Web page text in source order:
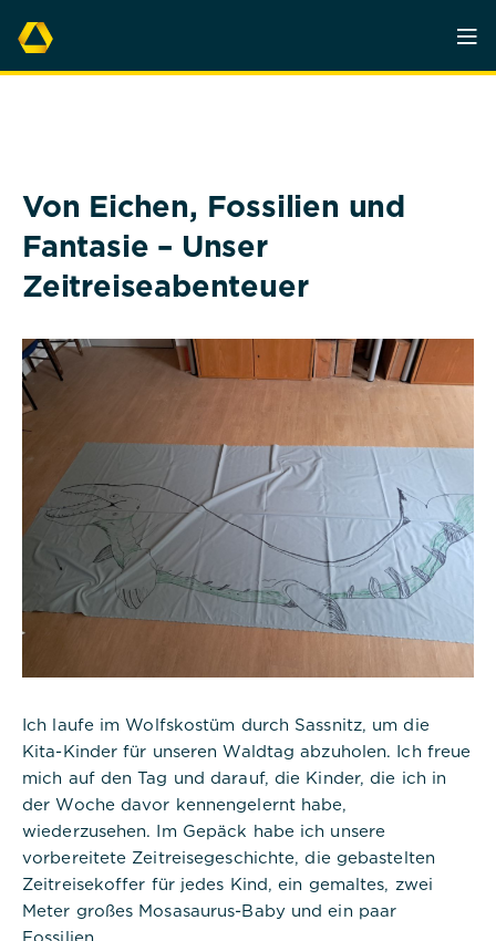
Von Eichen, Fossilien und
Fantasie – Unser
Zeitreiseabenteuer
Ich laufe im Wolfskostüm durch Sassnitz, um die
Kita-Kinder für unseren Waldtag abzuholen. Ich freue
mich auf den Tag und darauf, die Kinder, die ich in
der Woche davor kennengelernt habe,
wiederzusehen. Im Gepäck habe ich unsere
vorbereitete Zeitreisegeschichte, die gebastelten
Zeitreisekoffer für jedes Kind, ein gemaltes, zwei
Meter großes Mosasaurus-Baby und ein paar
Fossilien.